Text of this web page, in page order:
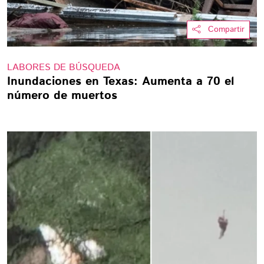
Compartir
LABORES DE BÚSQUEDA
Inundaciones en Texas: Aumenta a 70 el
número de muertos